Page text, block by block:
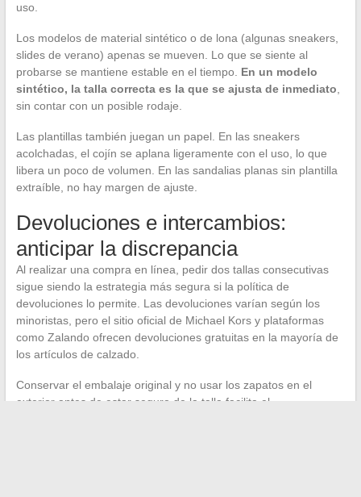
uso.
Los modelos de material sintético o de lona (algunas sneakers,
slides de verano) apenas se mueven. Lo que se siente al
probarse se mantiene estable en el tiempo. En un modelo
sintético, la talla correcta es la que se ajusta de inmediato,
sin contar con un posible rodaje.
Las plantillas también juegan un papel. En las sneakers
acolchadas, el cojín se aplana ligeramente con el uso, lo que
libera un poco de volumen. En las sandalias planas sin plantilla
extraíble, no hay margen de ajuste.
Devoluciones e intercambios:
anticipar la discrepancia
Al realizar una compra en línea, pedir dos tallas consecutivas
sigue siendo la estrategia más segura si la política de
devoluciones lo permite. Las devoluciones varían según los
minoristas, pero el sitio oficial de Michael Kors y plataformas
como Zalando ofrecen devoluciones gratuitas en la mayoría de
los artículos de calzado.
Conservar el embalaje original y no usar los zapatos en el
exterior antes de estar seguro de la talla facilita el